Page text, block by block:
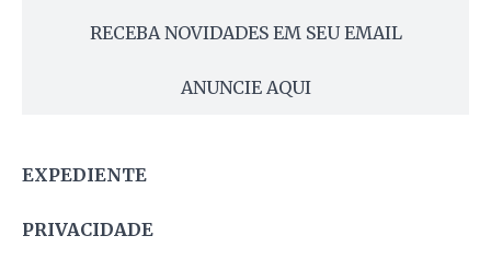
RECEBA NOVIDADES EM SEU EMAIL
ANUNCIE AQUI
EXPEDIENTE
PRIVACIDADE